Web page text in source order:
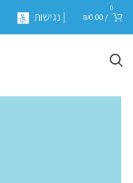
0
/
₪0.00 | נגישות